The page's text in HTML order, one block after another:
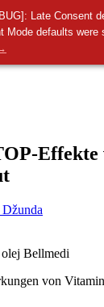
Late Consent
Mode defaults were
Džunda
von